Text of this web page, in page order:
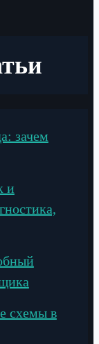
зачем
и
схемы в